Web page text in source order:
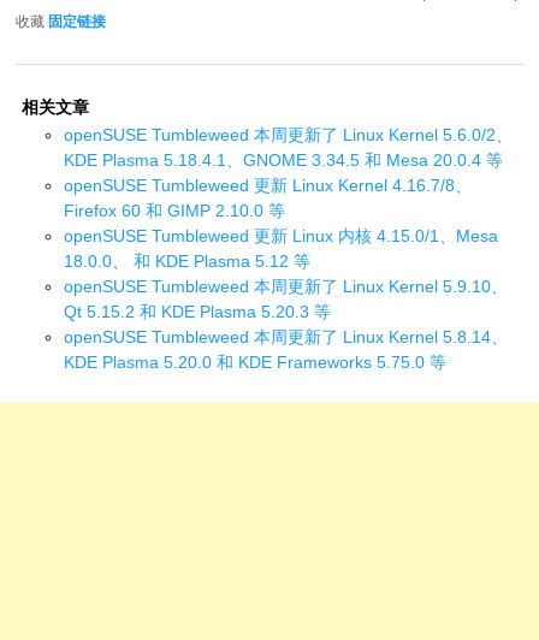
收藏 固定链接
相关文章
openSUSE Tumbleweed 本周更新了 Linux Kernel 5.6.0/2、
KDE Plasma 5.18.4.1、GNOME 3.34.5 和 Mesa 20.0.4 等
openSUSE Tumbleweed 更新 Linux Kernel 4.16.7/8、
Firefox 60 和 GIMP 2.10.0 等
openSUSE Tumbleweed 更新 Linux 内核 4.15.0/1、Mesa
18.0.0、 和 KDE Plasma 5.12 等
openSUSE Tumbleweed 本周更新了 Linux Kernel 5.9.10、
Qt 5.15.2 和 KDE Plasma 5.20.3 等
openSUSE Tumbleweed 本周更新了 Linux Kernel 5.8.14、
KDE Plasma 5.20.0 和 KDE Frameworks 5.75.0 等